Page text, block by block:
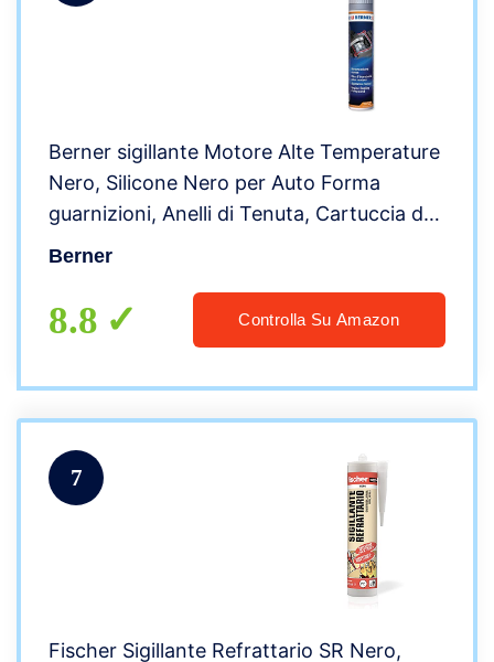
Berner sigillante Motore Alte Temperature
Nero, Silicone Nero per Auto Forma
guarnizioni, Anelli di Tenuta, Cartuccia da
200 ml
Berner
8.8 Controlla Su Amazon
7
Fischer Sigillante Refrattario SR Nero,